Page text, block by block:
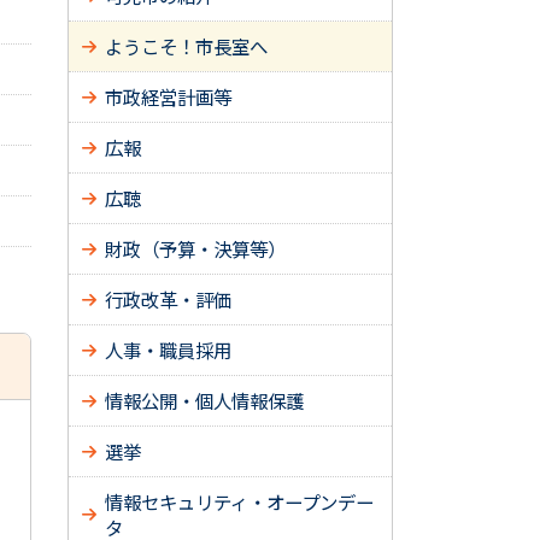
ようこそ！市長室へ
市政経営計画等
広報
広聴
財政（予算・決算等）
行政改革・評価
人事・職員採用
情報公開・個人情報保護
選挙
情報セキュリティ・オープンデー
タ